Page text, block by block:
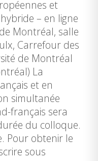
et
– en ligne
Montréal, salle
Carrefour des
de Montréal
La
et en
simultanée
français sera
du colloque.
Pour obtenir le
sous